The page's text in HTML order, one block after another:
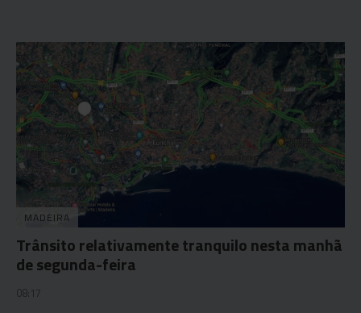
MADEIRA
Trânsito relativamente tranquilo nesta manhã
de segunda-feira
08:17